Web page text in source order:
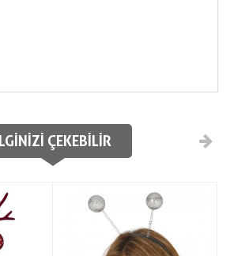
İLGINIZI ÇEKEBILIR